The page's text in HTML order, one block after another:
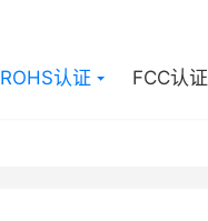
ROHS认证 FCC认证